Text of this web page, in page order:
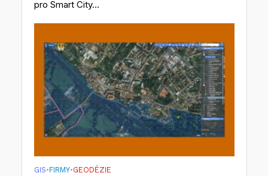
pro Smart City...
GIS•FIRMY•GEODÉZIE